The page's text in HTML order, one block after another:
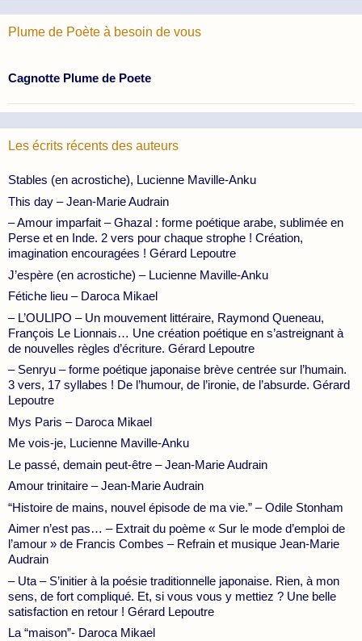
Plume de Poète à besoin de vous
Cagnotte Plume de Poete
Les écrits récents des auteurs
Stables (en acrostiche), Lucienne Maville-Anku
This day – Jean-Marie Audrain
– Amour imparfait – Ghazal : forme poétique arabe, sublimée en
Perse et en Inde. 2 vers pour chaque strophe ! Création,
imagination encouragées ! Gérard Lepoutre
J’espère (en acrostiche) – Lucienne Maville-Anku
Fétiche lieu – Daroca Mikael
– L’OULIPO – Un mouvement littéraire, Raymond Queneau,
François Le Lionnais… Une création poétique en s’astreignant à
de nouvelles règles d’écriture. Gérard Lepoutre
– Senryu – forme poétique japonaise brève centrée sur l’humain.
3 vers, 17 syllabes ! De l’humour, de l’ironie, de l’absurde. Gérard
Lepoutre
Mys Paris – Daroca Mikael
Me vois-je, Lucienne Maville-Anku
Le passé, demain peut-être – Jean-Marie Audrain
Amour trinitaire – Jean-Marie Audrain
“Histoire de mains, nouvel épisode de ma vie.” – Odile Stonham
Aimer n’est pas… – Extrait du poème « Sur le mode d’emploi de
l’amour » de Francis Combes – Refrain et musique Jean-Marie
Audrain
– Uta – S’initier à la poésie traditionnelle japonaise. Rien, à mon
sens, de fort compliqué. Et, si vous vous y mettiez ? Une belle
satisfaction en retour ! Gérard Lepoutre
La “maison”- Daroca Mikael